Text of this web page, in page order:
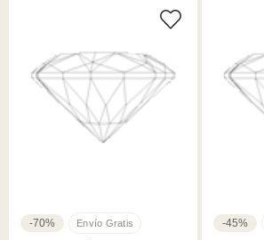
-70%
-45%